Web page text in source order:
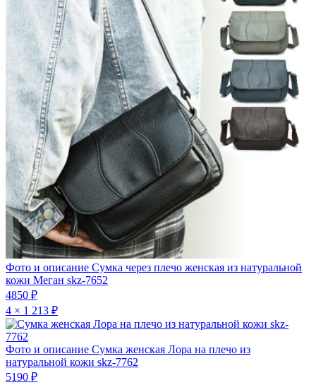
Фото и описание Сумка через плечо женская из натуральной
кожи Меган skz-7652
4850 ₽
4 × 1 213 ₽
Фото и описание Сумка женская Лора на плечо из
натуральной кожи skz-7762
5190 ₽